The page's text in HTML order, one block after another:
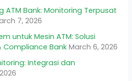
ATM Bank: Monitoring Terpusat
7, 2026
untuk Mesin ATM: Solusi
Compliance Bank March 6, 2026
Integrasi dan